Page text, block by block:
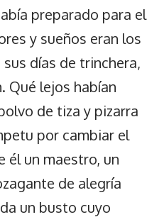
preparado para el
y sueños eran los
días de trinchera,
Qué lejos habían
de tiza y pizarra
por cambiar el
él un maestro, un
de alegría
un busto cuyo